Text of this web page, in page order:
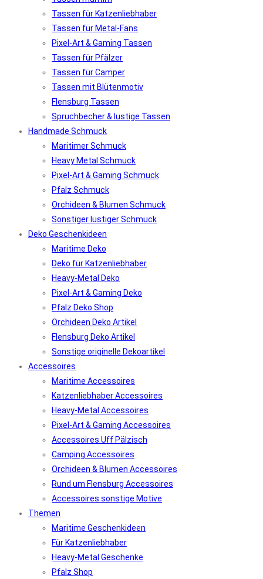
Tassen für Katzenliebhaber
Tassen für Metal-Fans
Pixel-Art & Gaming Tassen
Tassen für Pfälzer
Tassen für Camper
Tassen mit Blütenmotiv
Flensburg Tassen
Spruchbecher & lustige Tassen
Handmade Schmuck
Maritimer Schmuck
Heavy Metal Schmuck
Pixel-Art & Gaming Schmuck
Pfalz Schmuck
Orchideen & Blumen Schmuck
Sonstiger lustiger Schmuck
Deko Geschenkideen
Maritime Deko
Deko für Katzenliebhaber
Heavy-Metal Deko
Pixel-Art & Gaming Deko
Pfalz Deko Shop
Orchideen Deko Artikel
Flensburg Deko Artikel
Sonstige originelle Dekoartikel
Accessoires
Maritime Accessoires
Katzenliebhaber Accessoires
Heavy-Metal Accessoires
Pixel-Art & Gaming Accessoires
Accessoires Uff Pälzisch
Camping Accessoires
Orchideen & Blumen Accessoires
Rund um Flensburg Accessoires
Accessoires sonstige Motive
Themen
Maritime Geschenkideen
Für Katzenliebhaber
Heavy-Metal Geschenke
Pfalz Shop